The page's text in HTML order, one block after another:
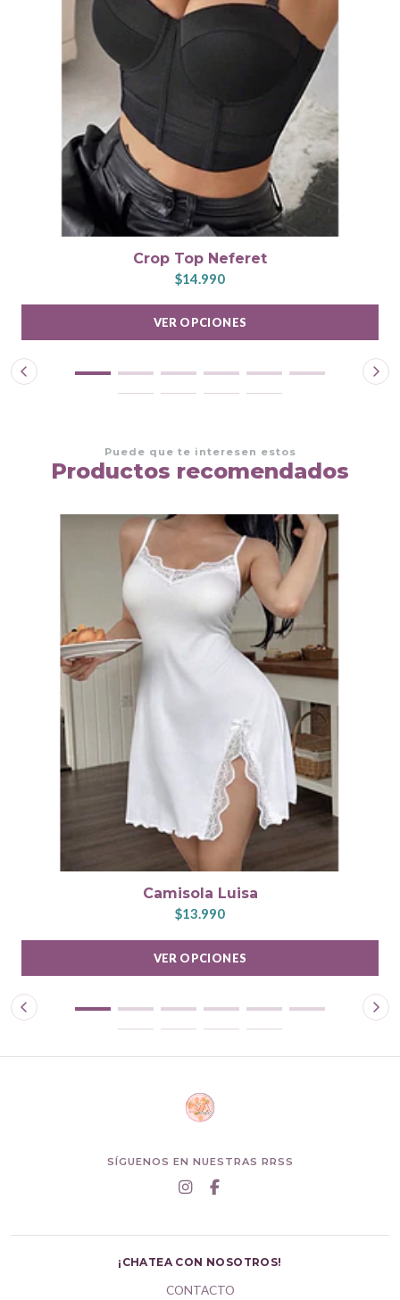
Crop Top Neferet
$14.990
VER OPCIONES
Puede que te interesen estos
Productos recomendados
Camisola Luisa
$13.990
VER OPCIONES
SÍGUENOS EN NUESTRAS RRSS
¡CHATEA CON NOSOTROS!
CONTACTO